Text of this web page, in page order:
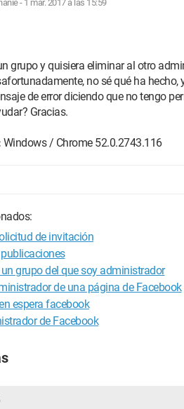
- 1 mar. 2017 a las 15:59
grupo y quisiera eliminar al otro
no sé qué ha
de error diciendo que no tengo
Gracias.
Windows / Chrome 52.0.2743.116
de invitación
grupo del que soy administrador
de una página de Facebook
espera facebook
de Facebook